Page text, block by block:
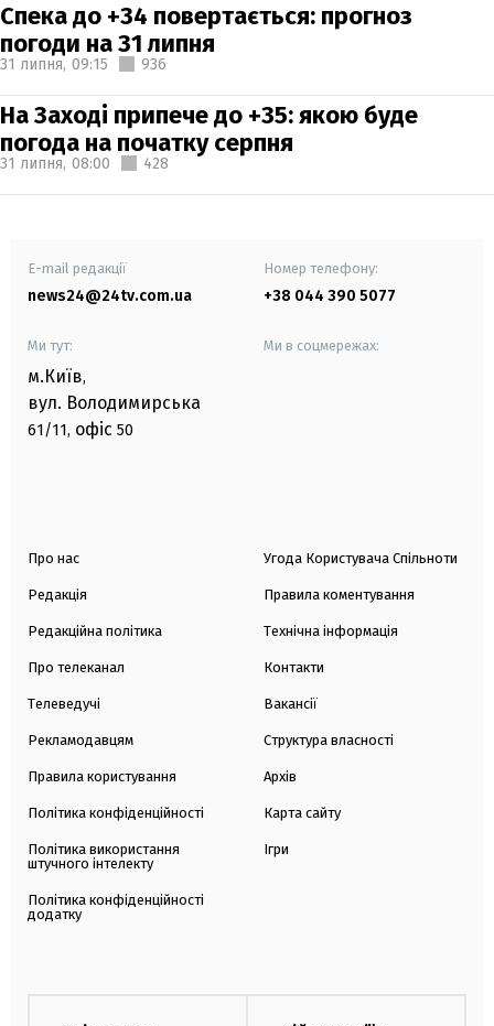
Спека до +34 повертається: прогноз
погоди на 31 липня
31 липня, 09:15 936
На Заході припече до +35: якою буде
погода на початку серпня
31 липня, 08:00 428
E-mail редакції
news24@24tv.com.ua
Номер телефону:
+38 044 390 5077
Ми тут:
м.Київ,
вул. Володимирська
61/11, офіс 50
Ми в соцмережах:
Про нас
Редакція
Редакційна політика
Про телеканал
Телеведучі
Рекламодавцям
Правила користування
Політика конфіденційності
Політика використання
штучного інтелекту
Політика конфіденційності
додатку
Угода Користувача Спільноти
Правила коментування
Технічна інформація
Контакти
Вакансії
Структура власності
Архів
Карта сайту
Ігри